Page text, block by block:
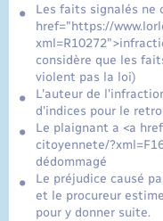
Les faits signalés ne
href="https://
considère que les
violent pas la loi)
L'auteur de
d'indices pour le
Le plaignant a <a
citoyennete/
dédommagé
Le préjudice causé
et le procureur
pour y donner suite.